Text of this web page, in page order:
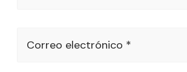
Correo electrónico *